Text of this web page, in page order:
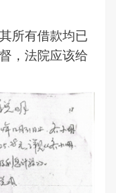
所有借款均已
，法院应该给